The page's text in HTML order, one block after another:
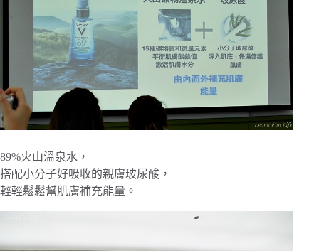
89%火山溫泉水，
搭配小分子好吸收的親膚玻尿酸，
輕輕鬆鬆幫肌膚補充能量。